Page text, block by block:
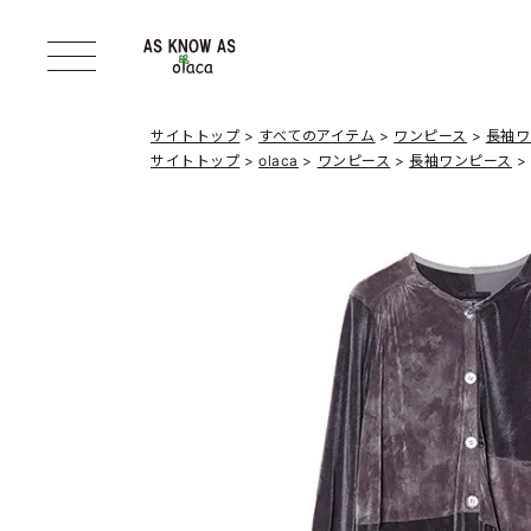
サイトトップ すべてのアイテム ワンピース
長袖
サイトトップ
olaca ワンピース 長袖ワンピース